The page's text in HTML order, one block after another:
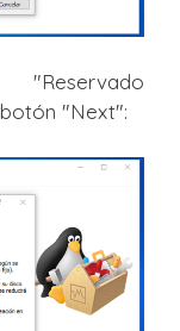
"Next":